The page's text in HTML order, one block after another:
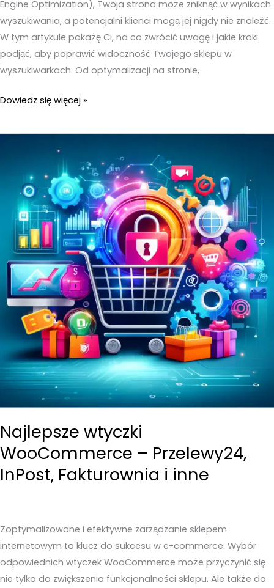
Engine Optimization), Twoja strona może zniknąć w wynikach
wyszukiwania, a potencjalni klienci mogą jej nigdy nie znaleźć.
W tym artykule pokażę Ci, na co zwrócić uwagę i jakie kroki
podjąć, aby poprawić widoczność Twojego sklepu w
wyszukiwarkach. Od optymalizacji na stronie,
Sklep
pozycjonowanie
zwrócić
uwagę?
musisz
zrobić?
Dowiedz się więcej »
Najlepsze wtyczki
WooCommerce – Przelewy24,
InPost, Fakturownia i inne
Zoptymalizowane i efektywne zarządzanie sklepem
internetowym to klucz do sukcesu w e-commerce. Wybór
odpowiednich wtyczek WooCommerce może przyczynić się
nie tylko do zwiększenia funkcjonalności sklepu. Ale także do